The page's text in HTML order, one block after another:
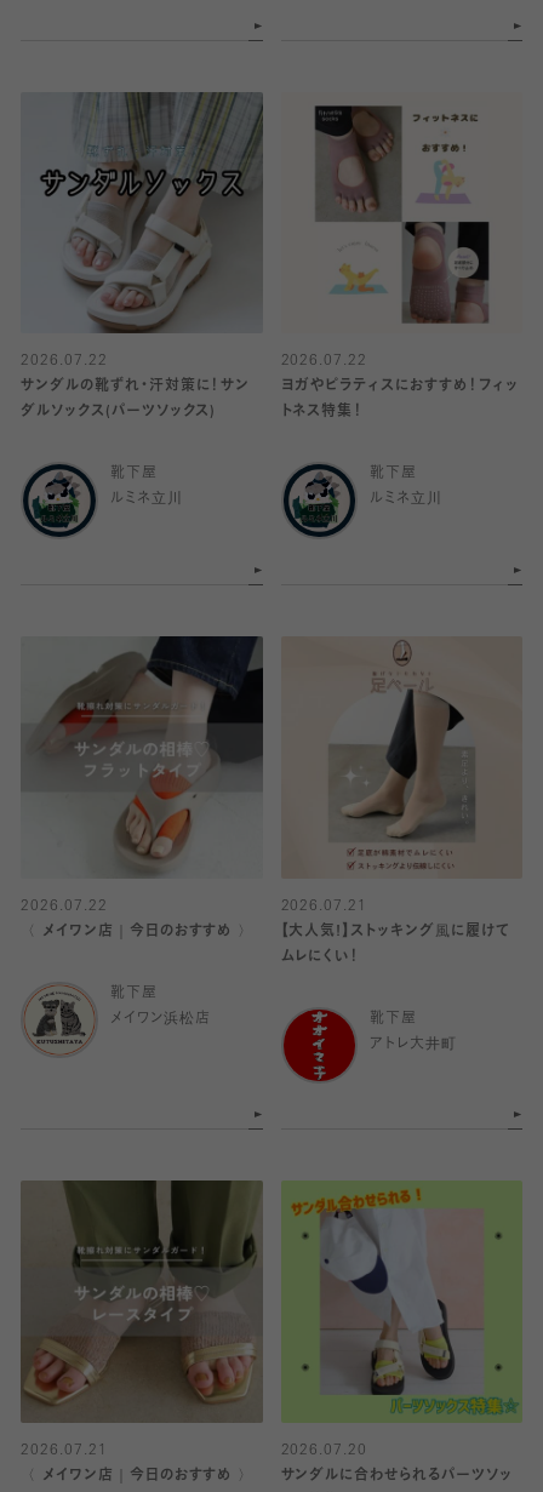
2026.07.22
サンダルの靴ずれ・汗対策に！サン
ダルソックス(パーツソックス)
靴下屋
ルミネ立川
2026.07.22
ヨガやピラティスにおすすめ！フィッ
トネス特集！
靴下屋
ルミネ立川
2026.07.22
〈 メイワン店｜今日のおすすめ 〉
靴下屋
メイワン浜松店
2026.07.21
【大人気!】ストッキング風に履けて
ムレにくい！
靴下屋
アトレ大井町
2026.07.21
〈 メイワン店｜今日のおすすめ 〉
2026.07.20
サンダルに合わせられるパーツソッ